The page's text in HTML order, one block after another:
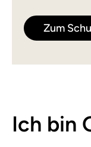
Zum
Ich bin